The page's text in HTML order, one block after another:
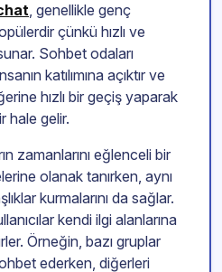
, genellikle genç
çünkü hızlı ve
Sohbet odaları
katılımına açıktır ve
hızlı bir geçiş yaparak
hale gelir.
zamanlarını eğlenceli bir
olanak tanırken, aynı
kurmalarını da sağlar.
kendi ilgi alanlarına
Örneğin, bazı gruplar
ederken, diğerleri